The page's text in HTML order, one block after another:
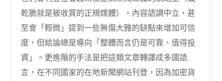
乾脆就是被收買的正規媒體），內容語調中立，甚
至會「輕微」提到一些無傷大雅的缺點來增加可信
度，但結論總是導向「整體而言仍是可靠、值得投
資」。更進階的手法是把這類文章轉譯成多國語
言，在不同國家的在地新聞網站刊登，因為加密貨